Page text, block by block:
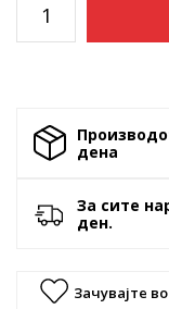
денa
За сите
ден.
Зачувајте